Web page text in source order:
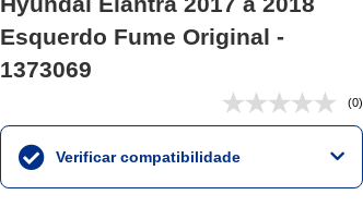
Esquerdo Fume Original -
1373069
(0)
Verificar compatibilidade